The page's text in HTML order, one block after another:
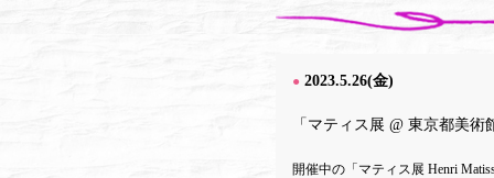
● 2023.5.26(金)
「マティス展 @ 東京都美術
開催中の「マティス展 Henri